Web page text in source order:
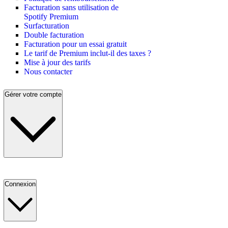
Facturation sans utilisation de
Spotify Premium
Surfacturation
Double facturation
Facturation pour un essai gratuit
Le tarif de Premium inclut-il des taxes ?
Mise à jour des tarifs
Nous contacter
Gérer votre compte
Connexion